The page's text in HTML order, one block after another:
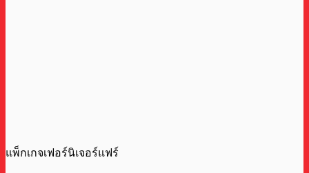
แพ็กเกจเฟอร์นิเจอร์แฟร์